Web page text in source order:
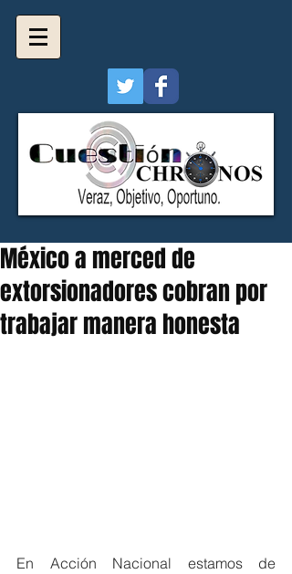
México a merced de
extorsionadores cobran por
trabajar manera honesta
En Acción Nacional estamos de